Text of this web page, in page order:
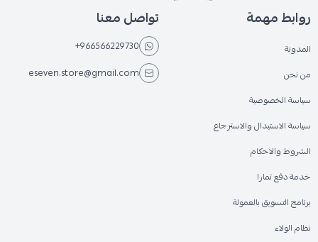
روابط مهمة
المدونة
من نحن
سياسة الخصوصية
سياسة الاستبدال والاسترجاع
الشروط والاحكام
خدمة دفع تمارا
برنامج التسويق بالعمولة
نظام الولاء
تواصل معنا
+966566229730
eseven.store@gmail.com